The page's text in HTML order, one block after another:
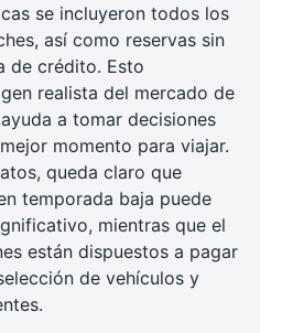
se incluyeron todos los
así como reservas sin
de crédito. Esto
realista del mercado de
a tomar decisiones
momento para viajar.
queda claro que
temporada baja puede
mientras que el
están dispuestos a pagar
de vehículos y